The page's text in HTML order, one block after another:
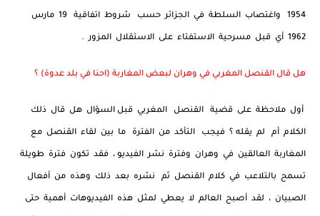
1954 واغتصاب السلطة في الجزائر حسب شروط اتفاقية 19 مارس
1962 أي قبل مسرحية الاستفتاء على الاستقلال المزور .
هل قال القنصل المغربي في وهران لبعض المغاربة (احنا في بلد عدوة) ؟
أول ملاحظة على قضية القنصل المغربي قبل السؤال هل قال ذلك
الكلام أم لم يقله ؟ فيجب التأكد من الفترة ما بين لقاء القنصل مع
المغاربة العالقين في وهران وفترة نشر الفيديو ، فقد تكون فترة طويلة
تسمح بالتلاعب في كلام القنصل ثم نشره بعد ذلك وهذه من أفعال
الصبيان ، لقد أصبح العالم لا يعطي لمثل هذه الفيديوهات أهمية حتى